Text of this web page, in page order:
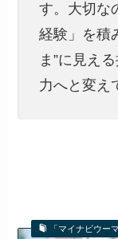
す。大切な
経験」を積
ま”に見え
力へと変え
「マイナビウー